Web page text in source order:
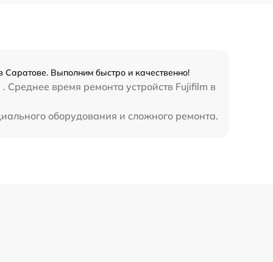
Выполним быстро и качественно!
время ремонта устройств Fujifilm в
оборудования и сложного ремонта.